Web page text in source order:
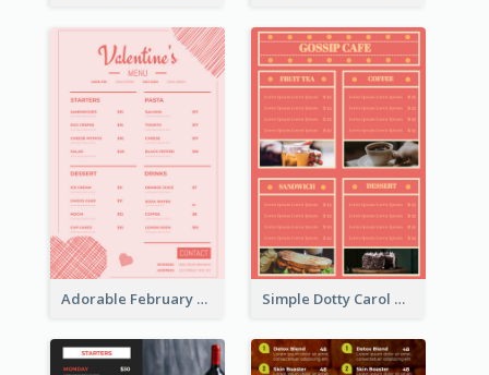
Adorable February Seasonal Menu Design Ideas Simple Dotty Carol New Year Menu Design Idea